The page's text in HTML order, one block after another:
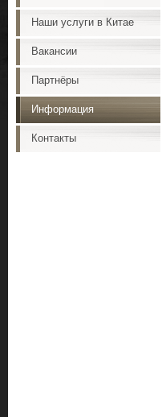
Наши услуги в Китае
Вакансии
Партнёры
Информация
Контакты